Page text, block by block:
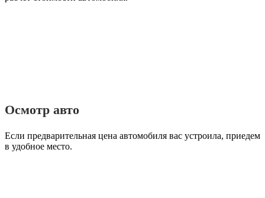
Осмотр авто
Если предварительная цена автомобиля вас устроила, приедем
в удобное место.